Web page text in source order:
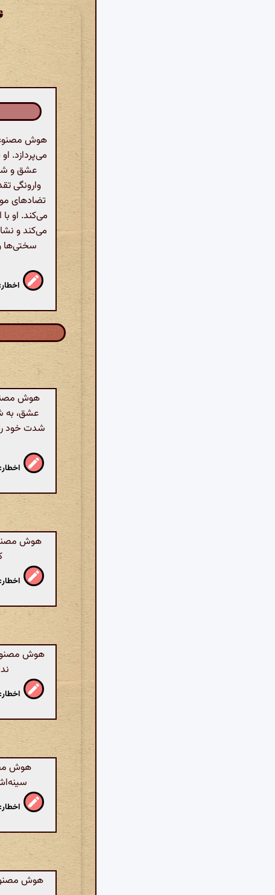
هوش
می‌پردازد.
عشق و
وارونگی
تضادهای
می‌کند. او
می‌کند و
سختی‌ها
اخطار:
هوش
عشق، به
شدت خود
اخطار:
هوش
اخطار:
هوش
اخطار:
هوش
اخطار:
هوش